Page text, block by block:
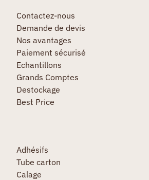
Contactez-nous
Demande de devis
Nos avantages
Paiement sécurisé
Echantillons
Grands Comptes
Destockage
Best Price
Adhésifs
Tube carton
Calage